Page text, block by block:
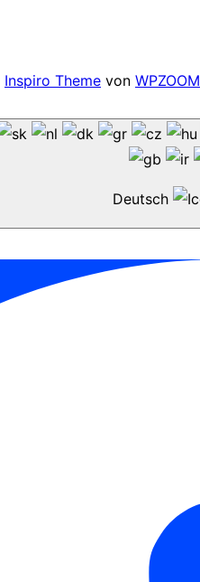
Inspiro Theme von WPZOOM
Deutsch